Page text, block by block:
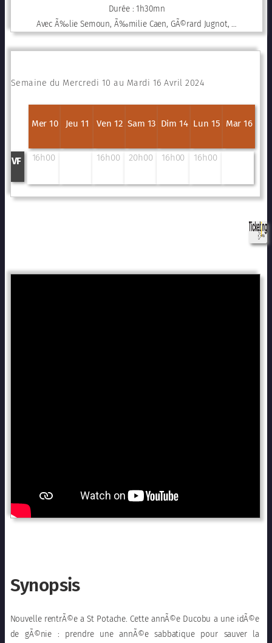
Durée : 1h30mn
Avec Ã‰lie Semoun, Ã‰milie Caen, GÃ©rard Jugnot, …
Semaine du Mercredi 10 au Mardi 16 Avril 2024
Mer 10 Jeu 11 Ven 12 Sam 13 Dim 14 Lun 15 Mar 16
VF 16h00 16h00 20h00 16h00 16h00
Synopsis
Nouvelle rentrÃ©e a St Potache. Cette annÃ©e Ducobu a une idÃ©e
de gÃ©nie : prendre une annÃ©e sabbatique pour sauver la